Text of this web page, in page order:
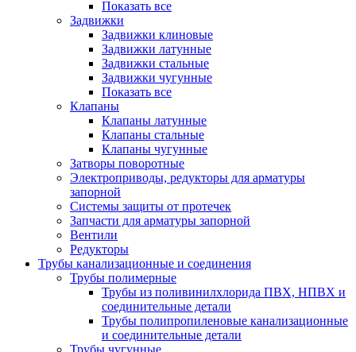
Показать все
Задвижки
Задвижки клиновые
Задвижки латунные
Задвижки стальные
Задвижки чугунные
Показать все
Клапаны
Клапаны латунные
Клапаны стальные
Клапаны чугунные
Затворы поворотные
Электроприводы, редукторы для арматуры
запорной
Системы защиты от протечек
Запчасти для арматуры запорной
Вентили
Редукторы
Трубы канализационные и соединения
Трубы полимерные
Трубы из поливинилхлорида ПВХ, НПВХ и
соединительные детали
Трубы полипропиленовые канализационные
и соединительные детали
Трубы чугунные